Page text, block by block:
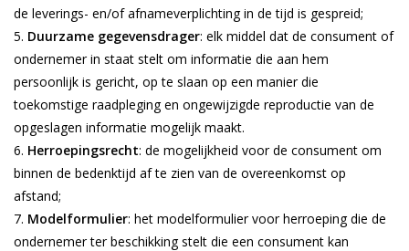
de leverings- en/of afnameverplichting in de tijd is gespreid;
Duurzame gegevensdrager: elk middel dat de consument of
ondernemer in staat stelt om informatie die aan hem
persoonlijk is gericht, op te slaan op een manier die
toekomstige raadpleging en ongewijzigde reproductie van de
opgeslagen informatie mogelijk maakt.
Herroepingsrecht: de mogelijkheid voor de consument om
binnen de bedenktijd af te zien van de overeenkomst op
afstand;
Modelformulier: het modelformulier voor herroeping die de
ondernemer ter beschikking stelt die een consument kan